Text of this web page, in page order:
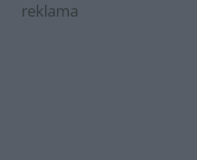
reklama